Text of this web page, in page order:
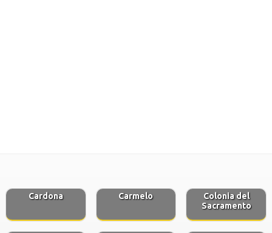
Cardona Carmelo
Colonia del
Sacramento